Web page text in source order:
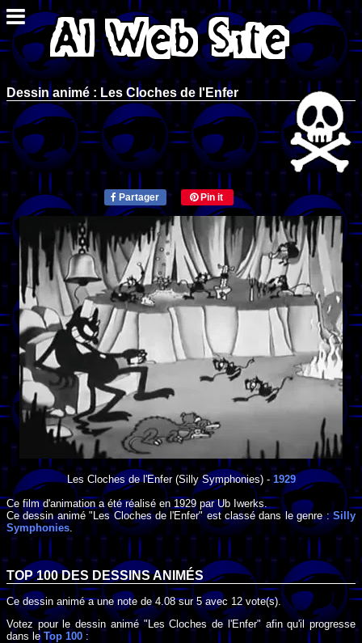
Dessin animé : Les Cloches de l'Enfer
Partager Pin it
Les Cloches de l'Enfer(Silly Symphonies) - 1929
Ce film d'animation a été réalisé en 1929 parUb Iwerks
Ce dessin animé "Les Cloches de l'Enfer" est classé dans le genre :Silly
Symphonies.
TOP 100 DES DESSINS ANIMÉS
Ce dessin animé a une note de4.08sur5avec 12vote(s).
Votez pour le dessin animé "Les Cloches de l'Enfer" afin qu'il progresse
dans le Top 100 :